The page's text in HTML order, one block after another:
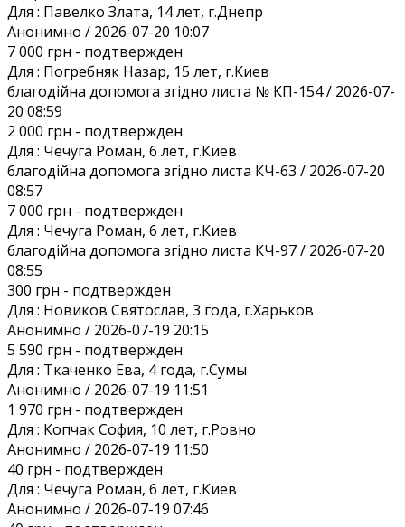
Для : Павелко Злата, 14 лет, г.Днепр
Анонимно / 2026-07-20 10:07
7 000 грн - подтвержден
Для : Погребняк Назар, 15 лет, г.Киев
благодійна допомога згідно листа № КП-154 / 2026-07-
20 08:59
2 000 грн - подтвержден
Для : Чечуга Роман, 6 лет, г.Киев
благодійна допомога згідно листа КЧ-63 / 2026-07-20
08:57
7 000 грн - подтвержден
Для : Чечуга Роман, 6 лет, г.Киев
благодійна допомога згідно листа КЧ-97 / 2026-07-20
08:55
300 грн - подтвержден
Для : Новиков Святослав, 3 года, г.Харьков
Анонимно / 2026-07-19 20:15
5 590 грн - подтвержден
Для : Ткаченко Ева, 4 года, г.Сумы
Анонимно / 2026-07-19 11:51
1 970 грн - подтвержден
Для : Копчак София, 10 лет, г.Ровно
Анонимно / 2026-07-19 11:50
40 грн - подтвержден
Для : Чечуга Роман, 6 лет, г.Киев
Анонимно / 2026-07-19 07:46